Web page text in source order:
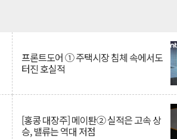
프론트도어 ① 주택시장 침체 속에서도
터진 호실적
[홍콩 대장주] 메이퇀② 실적은 고속 상
승, 밸류는 역대 저점